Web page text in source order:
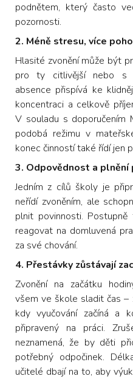
podnětem, který často
pozornosti.
2. Méně stresu, více
Hlasité zvonění může být
pro ty citlivější nebo s
absence přispívá ke
koncentraci a celkově
V souladu s doporučením
podobá režimu v
konec činností také řídí jen
3. Odpovědnost a plnění
Jedním z cílů školy je
neřídí zvoněním, ale
plnit povinnosti.
reagovat na domluvená
za své chování.
4. Přestávky zůstávají
Zvonění na začátku
všem ve škole sladit čas –
kdy vyučování začíná
připravený na práci.
neznamená, že by děti
potřebný odpočinek.
učitelé dbají na to, aby